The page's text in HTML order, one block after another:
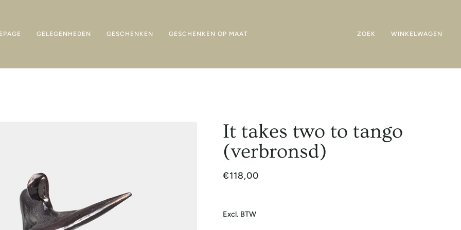
GELEGENHEDEN GESCHENKEN GESCHENKEN OP MAAT ZOEK WINKELWAGEN
It takes two to tango
(verbronsd)
€118,00
Excl. BTW